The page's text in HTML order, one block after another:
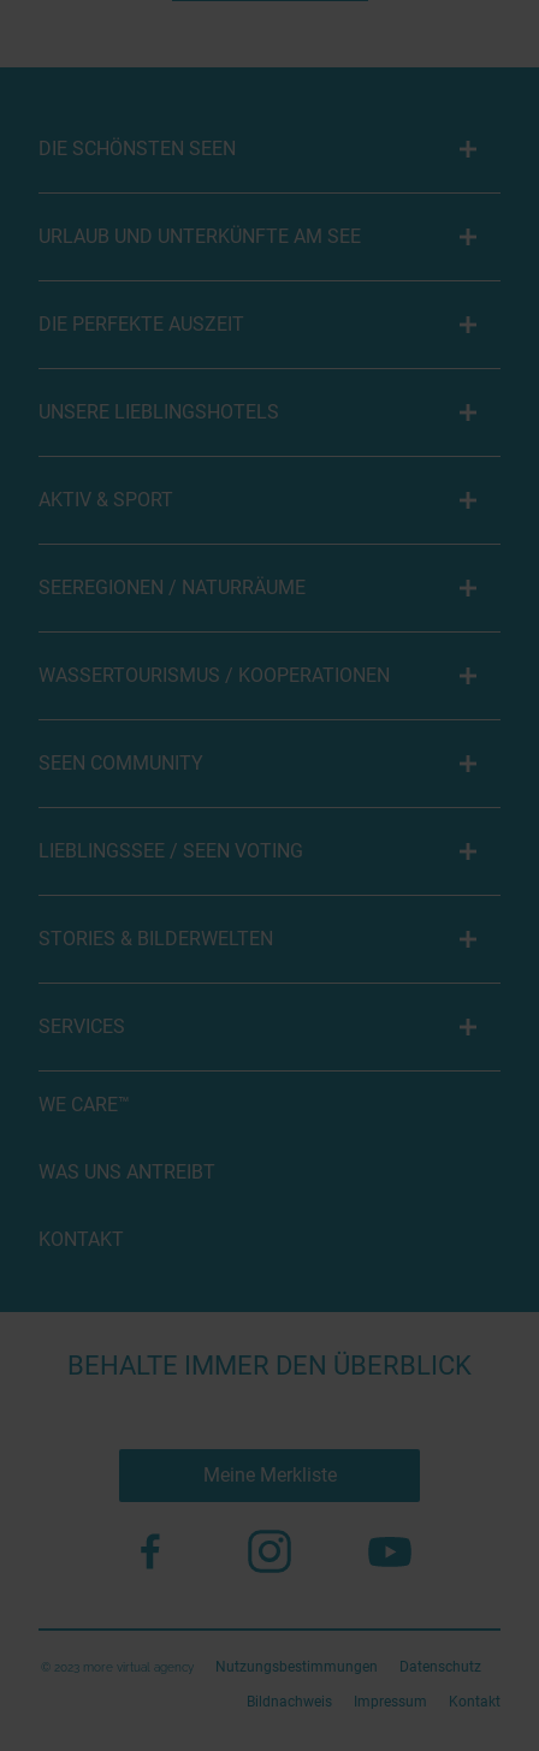
DIE SCHÖNSTEN SEEN
URLAUB UND UNTERKÜNFTE AM SEE
DIE PERFEKTE AUSZEIT
UNSERE LIEBLINGSHOTELS
AKTIV & SPORT
SEEREGIONEN / NATURRÄUME
WASSERTOURISMUS / KOOPERATIONEN
SEEN COMMUNITY
LIEBLINGSSEE / SEEN VOTING
STORIES & BILDERWELTEN
SERVICES
WE CARE™
WAS UNS ANTREIBT
KONTAKT
BEHALTE IMMER DEN ÜBERBLICK
Meine Merkliste
© 2023 more virtual agency Nutzungsbestimmungen Datenschutz
Bildnachweis Impressum Kontakt